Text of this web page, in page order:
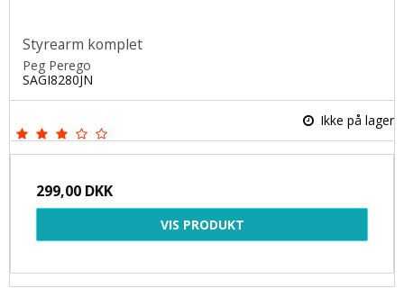
Styrearm komplet
Peg Perego
SAGI8280JN
Ikke på lager
299,00 DKK
VIS PRODUKT